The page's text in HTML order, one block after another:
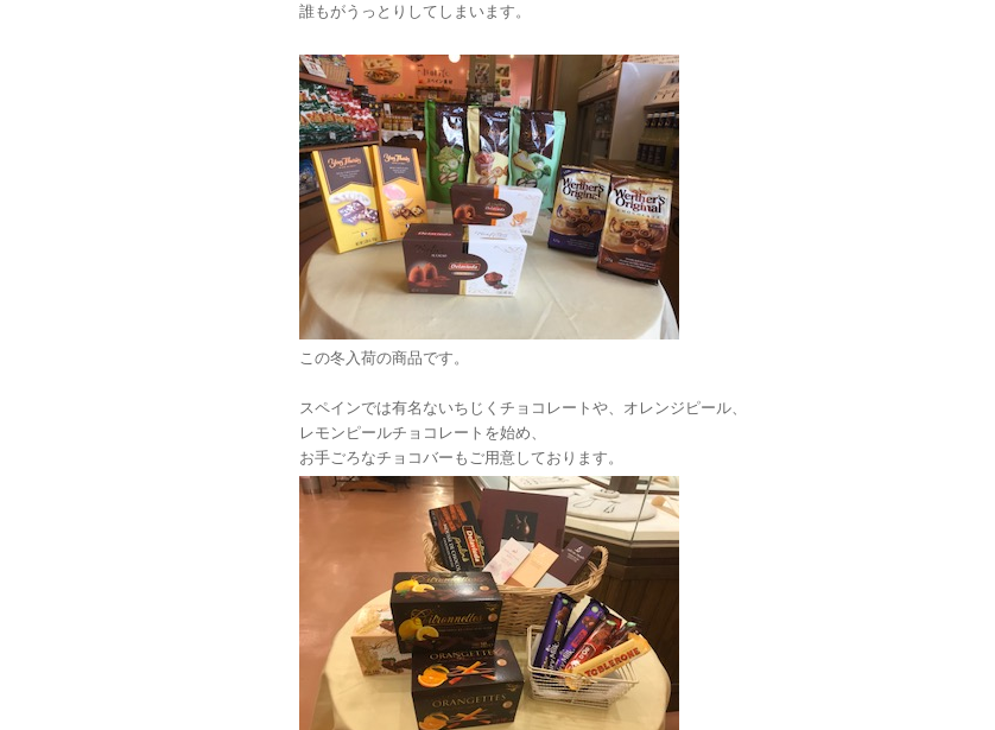
誰もがうっとりしてしまいます。
この冬入荷の商品です。
スペインでは有名ないちじくチョコレートや、オレンジピール、
レモンピールチョコレートを始め、
お手ごろなチョコバーもご用意しております。